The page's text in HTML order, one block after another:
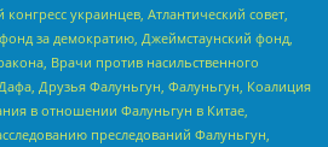
украинцев, Атлантический совет,
за демократию, Джеймстаунский фонд,
Врачи против насильственного
Друзья Фалуньгун, Фалуньгун, Коалиция
в отношении Фалуньгун в Китае,
преследований Фалуньгун,